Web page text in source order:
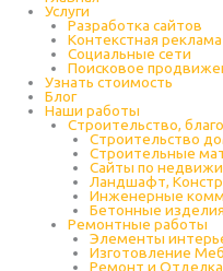
Услуги
Разработка сайтов
Контекстная реклама
Социальные сети
Поисковое
Узнать стоимость
Блог
Наши работы
Строительство,
Строительство
Строительные
Сайты по
Ландшафт,
Инженерные
Бетонные
Ремонтные работы
Элементы
Изготовление
Ремонт и Отделка